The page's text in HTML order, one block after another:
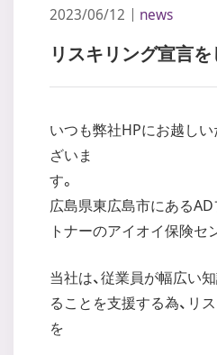
2023/06/12 news
リスキリング宣言を
いつも弊社HPにお越し
ざいま
広島県東広島市にある
トナーのアイオイ保険セ
当社は、従業員が幅広い
ることを支援する為、リ
を